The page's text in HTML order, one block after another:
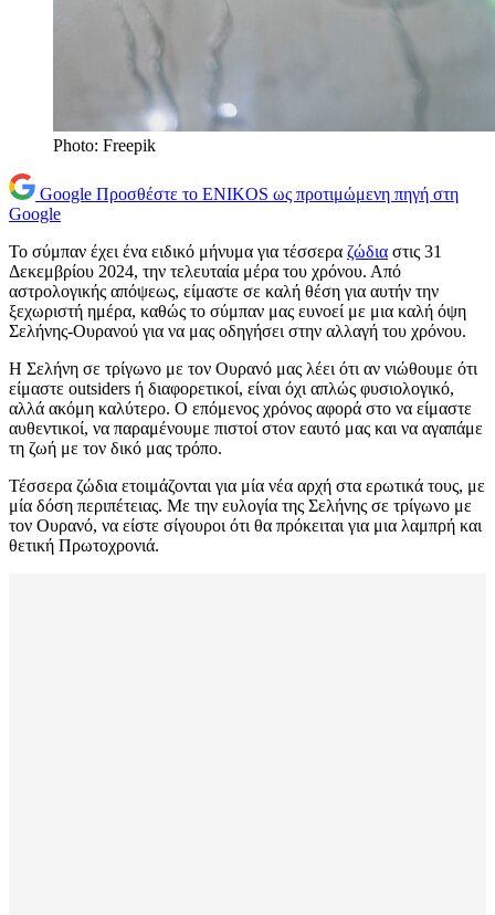
Photo: Freepik
Google Προσθέστε το ENIKOS ως προτιμώμενη πηγή στη
Google
Το σύμπαν έχει ένα ειδικό μήνυμα για τέσσερα ζώδια στις 31
Δεκεμβρίου 2024, την τελευταία μέρα του χρόνου. Από
αστρολογικής απόψεως, είμαστε σε καλή θέση για αυτήν την
ξεχωριστή ημέρα, καθώς το σύμπαν μας ευνοεί με μια καλή όψη
Σελήνης-Ουρανού για να μας οδηγήσει στην αλλαγή του χρόνου.
Η Σελήνη σε τρίγωνο με τον Ουρανό μας λέει ότι αν νιώθουμε ότι
είμαστε outsiders ή διαφορετικοί, είναι όχι απλώς φυσιολογικό,
αλλά ακόμη καλύτερο. Ο επόμενος χρόνος αφορά στο να είμαστε
αυθεντικοί, να παραμένουμε πιστοί στον εαυτό μας και να αγαπάμε
τη ζωή με τον δικό μας τρόπο.
Τέσσερα ζώδια ετοιμάζονται για μία νέα αρχή στα ερωτικά τους, με
μία δόση περιπέτειας. Με την ευλογία της Σελήνης σε τρίγωνο με
τον Ουρανό, να είστε σίγουροι ότι θα πρόκειται για μια λαμπρή και
θετική Πρωτοχρονιά.